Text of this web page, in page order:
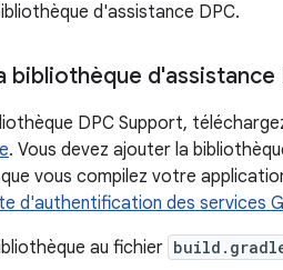
d'assistance DPC.
bibliothèque d'assistance
DPC Support,
. Vous devez ajouter la
vous compilez votre
d'authentification des services
au fichier